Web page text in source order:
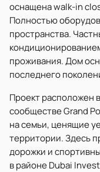
оснащена walk-in
Полностью
пространства.
проживания. Дом
последнего
Проект расположен
сообществе Grand
на семьи, ценящие
территории. Здесь
дорожки и
в районе Dubai